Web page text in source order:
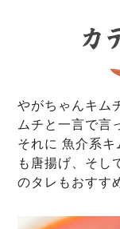
やがちゃんキム
ムチと一言で言
それに 魚介系
も唐揚げ、そし
のタレもおすす